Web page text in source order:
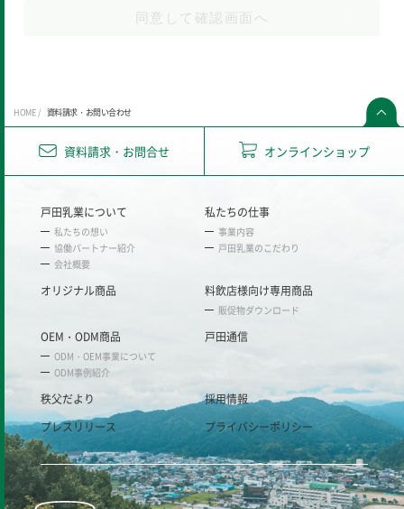
HOME 資料請求・お問い合わせ
資料請求・お問合せ オンラインショップ
戸田乳業について
私たちの想い
協働パートナー紹介
会社概要
私たちの仕事
事業内容
戸田乳業のこだわり
オリジナル商品 料飲店様向け専用商品
販促物ダウンロード
OEM・ODM商品
ODM・OEM事業について
ODM事例紹介
戸田通信
秩父だより
採用情報
プレスリリース
プライバシーポリシー